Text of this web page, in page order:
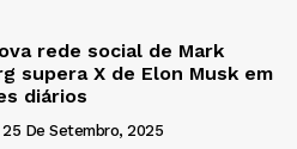
rede social de Mark
supera X de Elon Musk em
diários
25 De Setembro, 2025